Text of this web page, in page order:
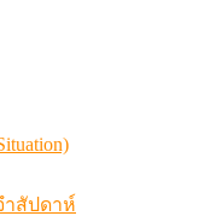
ำสัปดาห์